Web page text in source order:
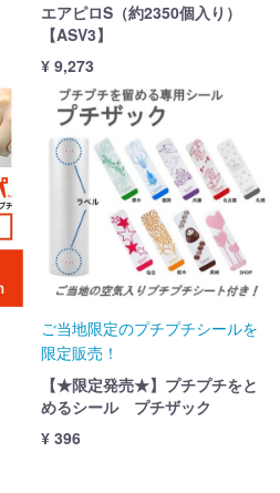
エアピロS（約2350個入り）
【ASV3】
¥ 9,273
ご当地限定のプチプチシールを
限定販売！
【★限定発売★】プチプチをと
めるシール プチザック
¥ 396